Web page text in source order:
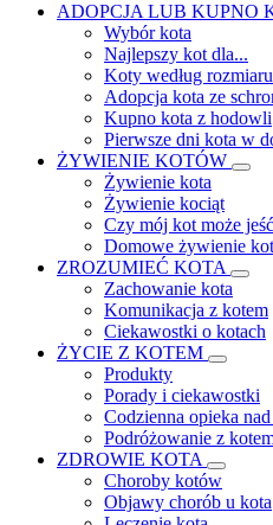
ADOPCJA LUB KUPNO
Wybór kota
Najlepszy kot dla...
Koty według
Adopcja kota ze
Kupno kota z hodowli
Pierwsze dni kota w
ŻYWIENIE KOTÓW
Żywienie kota
Żywienie kociąt
Czy mój kot może
Domowe żywienie
ZROZUMIEĆ KOTA
Zachowanie kota
Komunikacja z kotem
Ciekawostki o kotach
ŻYCIE Z KOTEM
Produkty
Porady i ciekawostki
Codzienna opieka
Podróżowanie z
ZDROWIE KOTA
Choroby kotów
Objawy chorób u kota